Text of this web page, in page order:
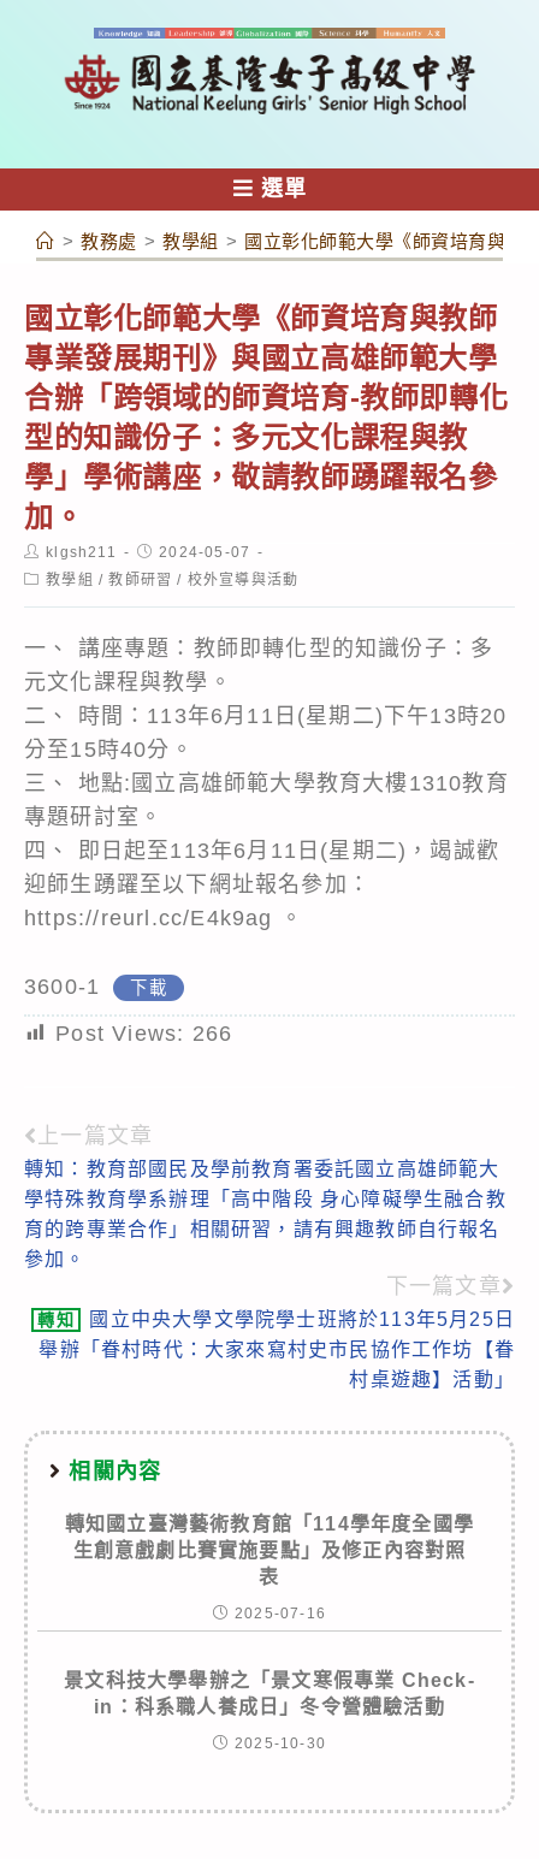
容
選單
> 教務處 > 教學組 > 國立彰化師範大學《師資培育與教
國立彰化師範大學《師資培育與教師
專業發展期刊》與國立高雄師範大學
合辦「跨領域的師資培育-教師即轉化
型的知識份子：多元文化課程與教
學」學術講座，敬請教師踴躍報名參
加。
Post
author:
klgsh211
Post
published:
2024-05-07
Post教學組 / 教師研習 / 校外宣導與活動
一、 講座專題：教師即轉化型的知識份子：多
元文化課程與教學。
二、 時間：113年6月11日(星期二)下午13時20
分至15時40分。
三、 地點:國立高雄師範大學教育大樓1310教育
專題研討室。
四、 即日起至113年6月11日(星期二)，竭誠歡
迎師生踴躍至以下網址報名參加：
https://reurl.cc/E4k9ag 。
3600-1 下載
Post Views: 266
Read
more
articles
上一篇文章
轉知：教育部國民及學前教育署委託國立高雄師範大
學特殊教育學系辦理「高中階段 身心障礙學生融合教
育的跨專業合作」相關研習，請有興趣教師自行報名
參加。
下一篇文章
轉知
國立中央大學文學院學士班將於113年5月25日
舉辦「眷村時代：大家來寫村史市民協作工作坊【眷
村桌遊趣】活動」
相關內容
轉知國立臺灣藝術教育館「114學年度全國學
生創意戲劇比賽實施要點」及修正內容對照
表
2025-07-16
景文科技大學舉辦之「景文寒假專業 Check-
in：科系職人養成日」冬令營體驗活動
2025-10-30